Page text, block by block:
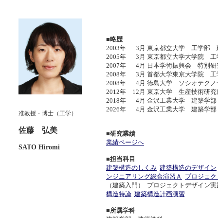
准教授・博士（工学）
佐藤 弘美
SATO Hiromi
■略歴
2003年
3月 東京都立大学 工学部
2005年
3月 東京都立大学大学院
2007年
4月 日本学術振興会 特別
2008年
3月 首都大学東京大学院
2008年
4月 徳島大学 ソシオテク
2012年
12月 東京大学 生産技術
2018年
4月 金沢工業大学 建築
2026年
4月 金沢工業大学 建築
■研究業績
業績ページへ
■担当科目
建築構造のしくみ 建築構造のデザイン
ンジニアリング総合演習Ａ
プロジェ
（建築入門） プロジェクトデザイン
構造特論 建築構造計画演習
■所属学科